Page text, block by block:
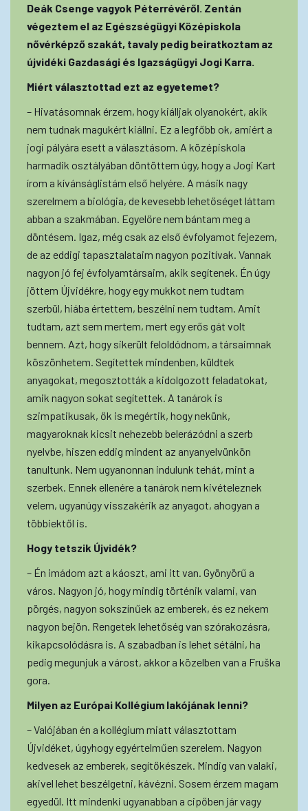
Deák Csenge vagyok Péterrévéről. Zentán
végeztem el az Egészségügyi Középiskola
nővérképző szakát, tavaly pedig beiratkoztam az
újvidéki Gazdasági és Igazságügyi Jogi Karra.
Miért választottad ezt az egyetemet?
– Hivatásomnak érzem, hogy kiálljak olyanokért, akik
nem tudnak magukért kiállni. Ez a legfőbb ok, amiért a
jogi pályára esett a választásom. A középiskola
harmadik osztályában döntöttem úgy, hogy a Jogi Kart
írom a kívánságlistám első helyére. A másik nagy
szerelmem a biológia, de kevesebb lehetőséget láttam
abban a szakmában. Egyelőre nem bántam meg a
döntésem. Igaz, még csak az első évfolyamot fejezem,
de az eddigi tapasztalataim nagyon pozitívak. Vannak
nagyon jó fej évfolyamtársaim, akik segítenek. Én úgy
jöttem Újvidékre, hogy egy mukkot nem tudtam
szerbül, hiába értettem, beszélni nem tudtam. Amit
tudtam, azt sem mertem, mert egy erős gát volt
bennem. Azt, hogy sikerült feloldódnom, a társaimnak
köszönhetem. Segítettek mindenben, küldtek
anyagokat, megosztották a kidolgozott feladatokat,
amik nagyon sokat segítettek. A tanárok is
szimpatikusak, ők is megértik, hogy nekünk,
magyaroknak kicsit nehezebb belerázódni a szerb
nyelvbe, hiszen eddig mindent az anyanyelvünkön
tanultunk. Nem ugyanonnan indulunk tehát, mint a
szerbek. Ennek ellenére a tanárok nem kivételeznek
velem, ugyanúgy visszakérik az anyagot, ahogyan a
többiektől is.
Hogy tetszik Újvidék?
– Én imádom azt a káoszt, ami itt van. Gyönyörű a
város. Nagyon jó, hogy mindig történik valami, van
pörgés, nagyon sokszínűek az emberek, és ez nekem
nagyon bejön. Rengetek lehetőség van szórakozásra,
kikapcsolódásra is. A szabadban is lehet sétálni, ha
pedig megunjuk a várost, akkor a közelben van a Fruška
gora.
Milyen az Európai Kollégium lakójának lenni?
– Valójában én a kollégium miatt választottam
Újvidéket, úgyhogy egyértelműen szerelem. Nagyon
kedvesek az emberek, segítőkészek. Mindig van valaki,
akivel lehet beszélgetni, kávézni. Sosem érzem magam
egyedül. Itt mindenki ugyanabban a cipőben jár vagy